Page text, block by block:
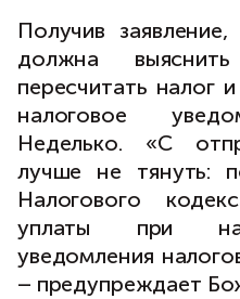
Получив
должна
пересчитать налог
налоговое
Неделько. «С
лучше не тянуть:
Налогового
уплаты при
уведомления
– предупреждает